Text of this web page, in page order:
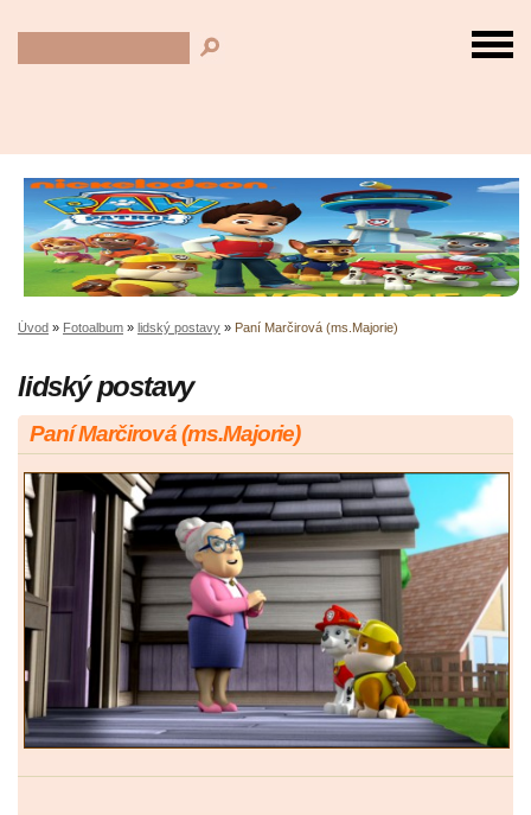
Úvod » Fotoalbum » lidský postavy » Paní Marčirová (ms.Majorie)
lidský postavy
Paní Marčirová (ms.Majorie)